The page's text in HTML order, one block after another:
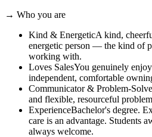
→ Who you are
Kind & EnergeticA kind,
energetic person — the kind of
working with.
Loves SalesYou genuinely
independent, comfortable
Communicator & Problem-
and flexible, resourceful
ExperienceBachelor's degree.
care is an advantage. Students
always welcome.